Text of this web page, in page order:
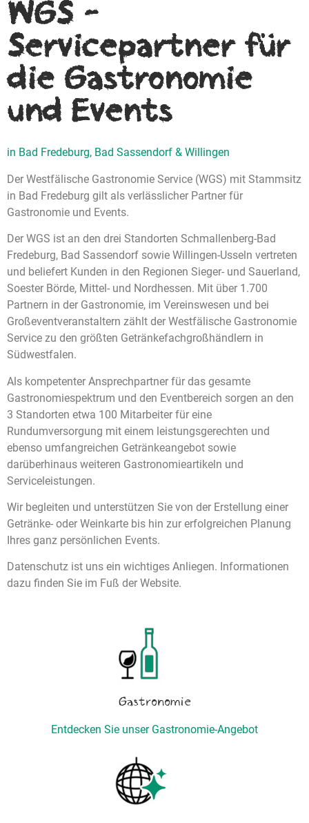
WGS -
Servicepartner für
die Gastronomie
und Events
in Bad Fredeburg, Bad Sassendorf & Willingen
Der Westfälische Gastronomie Service (WGS) mit Stammsitz
in Bad Fredeburg gilt als verlässlicher Partner für
Gastronomie und Events.
Der WGS ist an den drei Standorten Schmallenberg-Bad
Fredeburg, Bad Sassendorf sowie Willingen-Usseln vertreten
und beliefert Kunden in den Regionen Sieger- und Sauerland,
Soester Börde, Mittel- und Nordhessen. Mit über 1.700
Partnern in der Gastronomie, im Vereinswesen und bei
Großeventveranstaltern zählt der Westfälische Gastronomie
Service zu den größten Getränkefachgroßhändlern in
Südwestfalen.
Als kompetenter Ansprechpartner für das gesamte
Gastronomiespektrum und den Eventbereich sorgen an den
3 Standorten etwa 100 Mitarbeiter für eine
Rundumversorgung mit einem leistungsgerechten und
ebenso umfangreichen Getränkeangebot sowie
darüberhinaus weiteren Gastronomieartikeln und
Serviceleistungen.
Wir begleiten und unterstützen Sie von der Erstellung einer
Getränke- oder Weinkarte bis hin zur erfolgreichen Planung
Ihres ganz persönlichen Events.
Datenschutz ist uns ein wichtiges Anliegen. Informationen
dazu finden Sie im Fuß der Website.
Gastronomie
Entdecken Sie unser Gastronomie-Angebot